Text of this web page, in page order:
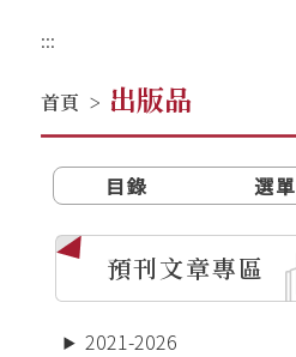
:::
首頁 > 出版品
目錄 選單
預刊文章專區
2021-2026